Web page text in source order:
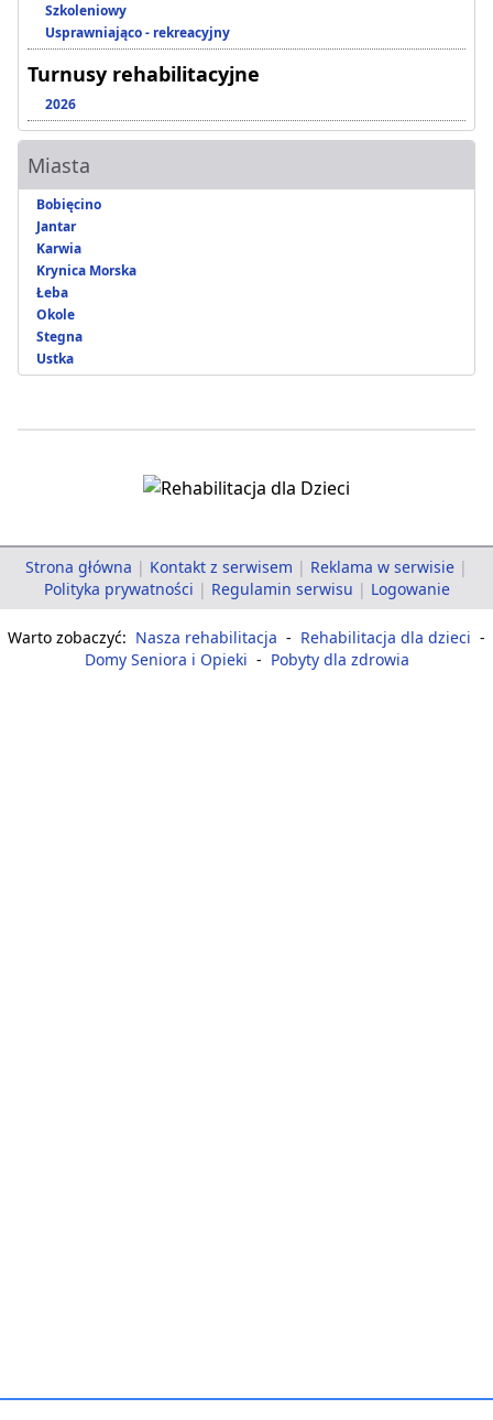
Szkoleniowy
Usprawniająco - rekreacyjny
Turnusy rehabilitacyjne
2026
Miasta
Bobięcino
Jantar
Karwia
Krynica Morska
Łeba
Okole
Stegna
Ustka
Strona główna | Kontakt z serwisem | Reklama w serwisie |
Polityka prywatności | Regulamin serwisu | Logowanie
Warto zobaczyć: Nasza rehabilitacja - Rehabilitacja dla dzieci -
Domy Seniora i Opieki - Pobyty dla zdrowia